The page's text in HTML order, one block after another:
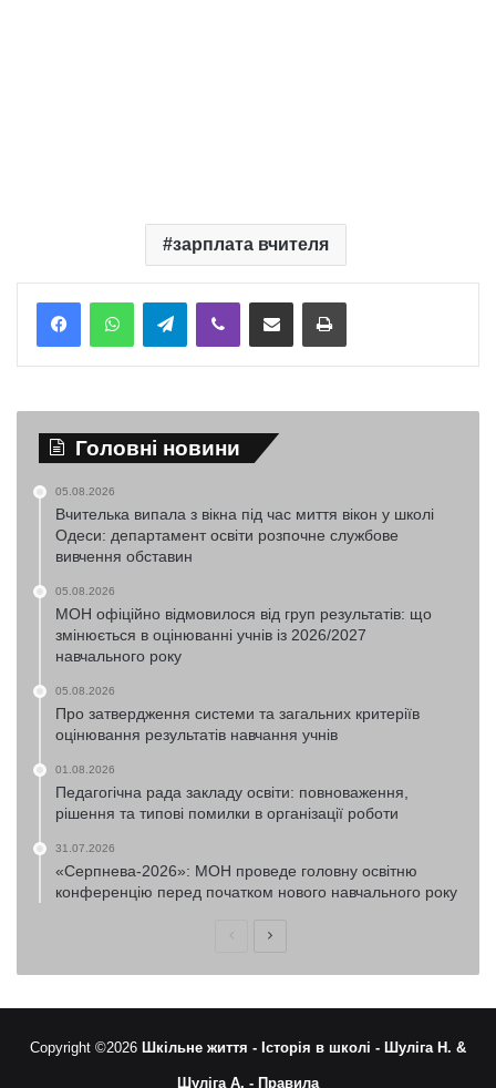
зарплата вчителя
TelegramViber Надіслати електронною поштоюНадрукувати
Головні новини
05.08.2026
Вчителька випала з вікна під час миття вікон у школі
Одеси: департамент освіти розпочне службове
вивчення обставин
05.08.2026
МОН офіційно відмовилося від груп результатів: що
змінюється в оцінюванні учнів із 2026/2027
навчального року
05.08.2026
Про затвердження системи та загальних критеріїв
оцінювання результатів навчання учнів
01.08.2026
Педагогічна рада закладу освіти: повноваження,
рішення та типові помилки в організації роботи
31.07.2026
«Серпнева-2026»: МОН проведе головну освітню
конференцію перед початком нового навчального року
ПопередняНаступна
Copyright ©2026 Шкільне життя - Історія в школі - Шуліга Н. &
Шуліга А. - Правила